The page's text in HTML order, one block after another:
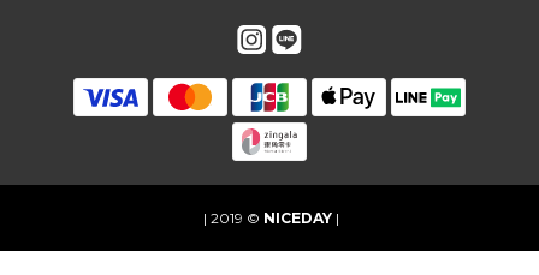
| 2019 © NICEDAY |